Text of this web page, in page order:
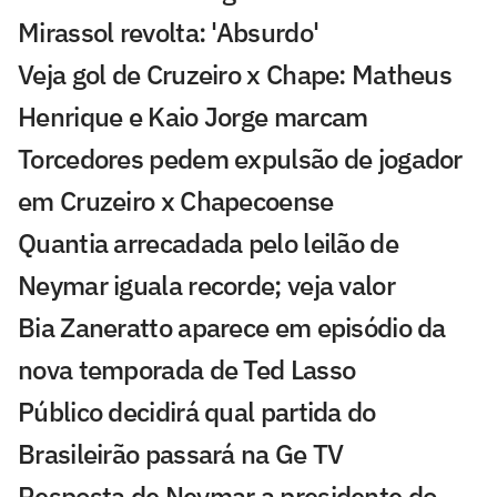
Mirassol revolta: 'Absurdo'
Veja gol de Cruzeiro x Chape: Matheus
Henrique e Kaio Jorge marcam
Torcedores pedem expulsão de jogador
em Cruzeiro x Chapecoense
Quantia arrecadada pelo leilão de
Neymar iguala recorde; veja valor
Bia Zaneratto aparece em episódio da
nova temporada de Ted Lasso
Público decidirá qual partida do
Brasileirão passará na Ge TV